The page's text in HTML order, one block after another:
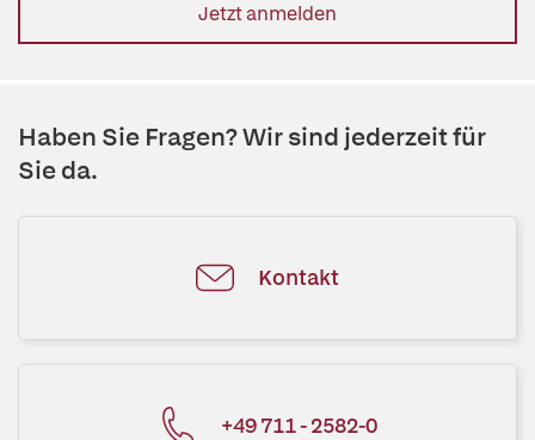
Jetzt anmelden
Haben Sie Fragen? Wir sind jederzeit für
Sie da.
Kontakt
+49 711 - 2582-0